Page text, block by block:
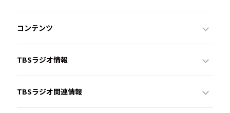
コンテンツ
TBSラジオ情報
TBSラジオ関連情報